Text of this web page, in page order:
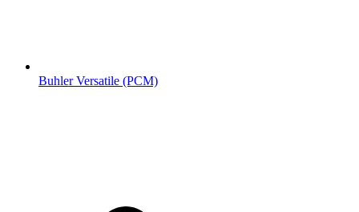
Buhler Versatile (РСМ)